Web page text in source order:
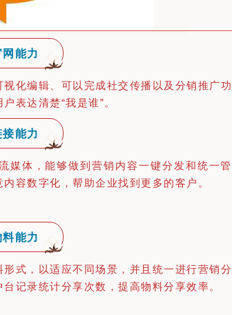
能力
化编辑、可以完成社交传播以及分销推广功
表达清楚“我是谁”。
能力
媒体，能够做到营销内容一键分发和统一管
容数字化，帮助企业找到更多的客户。
能力
式，以适应不同场景，并且统一进行营销分
记录统计分享次数，提高物料分享效率。